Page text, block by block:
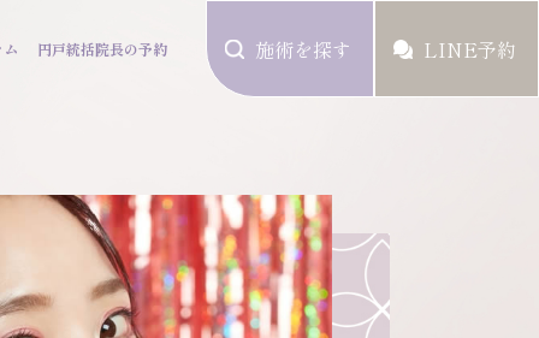
円戸統括院長の予約 施術を探す LINE予約